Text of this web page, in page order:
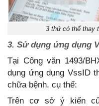
3 thứ có thể thay
3. Sử dụng ứng dụng
Tại Công văn 1493/
dụng ứng dụng VssID
chữa bệnh, cụ thể:
Trên cơ sở ý kiến